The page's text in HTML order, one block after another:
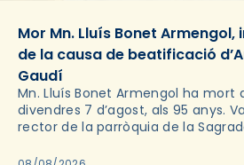
Mor Mn. Lluís Bonet Armengol,
de la causa de beatificació
Gaudí
Mn. Lluís Bonet Armengol ha mort
divendres 7 d’agost, als 95 anys.
rector de la parròquia de la
2018,…